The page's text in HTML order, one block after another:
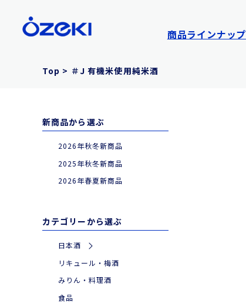
商品ラインナップ
Top > ＃J 有機米使用純米酒
新商品から選ぶ
2026年秋冬新商品
2025年秋冬新商品
2026年春夏新商品
カテゴリーから選ぶ
日本酒
リキュール・梅酒
みりん・料理酒
食品